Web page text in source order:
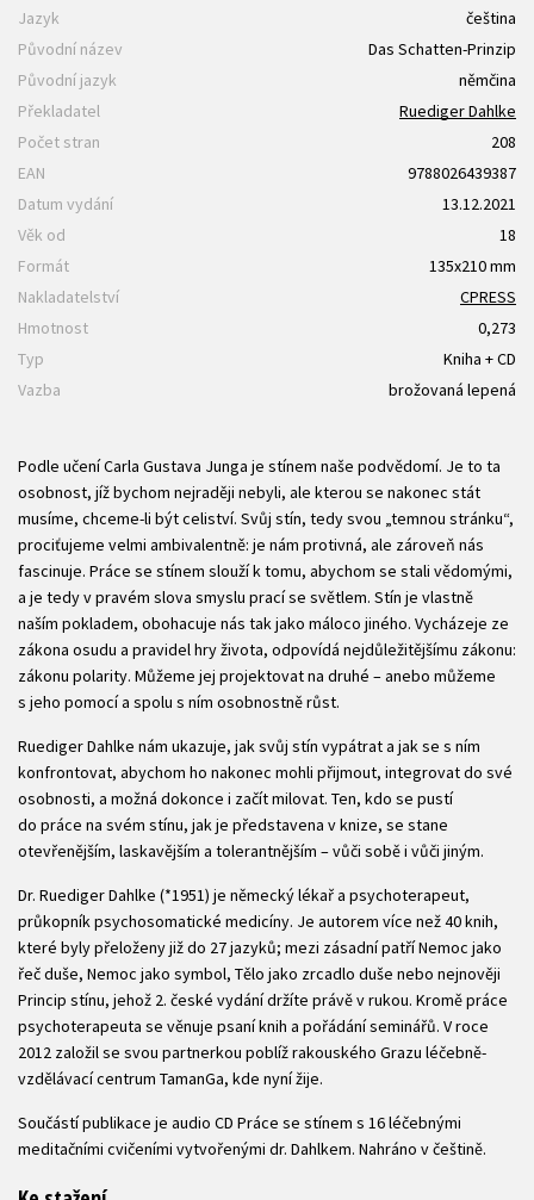
Jazyk
čeština
Původní název
Das Schatten-Prinzip
Původní jazyk
němčina
Překladatel
Ruediger Dahlke
Počet stran
208
EAN
9788026439387
Datum vydání
13.12.2021
Věk od
18
Formát
135x210 mm
Nakladatelství
CPRESS
Hmotnost
0,273
Typ
Kniha + CD
Vazba
brožovaná lepená
Podle učení Carla Gustava Junga je stínem naše podvědomí. Je to ta
osobnost, jíž bychom nejraději nebyli, ale kterou se nakonec stát
musíme, chceme-li být celiství. Svůj stín, tedy svou „temnou stránku“,
prociťujeme velmi ambivalentně: je nám protivná, ale zároveň nás
fascinuje. Práce se stínem slouží k tomu, abychom se stali vědomými,
a je tedy v pravém slova smyslu prací se světlem. Stín je vlastně
naším pokladem, obohacuje nás tak jako máloco jiného. Vycházeje ze
zákona osudu a pravidel hry života, odpovídá nejdůležitějšímu zákonu:
zákonu polarity. Můžeme jej projektovat na druhé – anebo můžeme
s jeho pomocí a spolu s ním osobnostně růst.
Ruediger Dahlke nám ukazuje, jak svůj stín vypátrat a jak se s ním
konfrontovat, abychom ho nakonec mohli přijmout, integrovat do své
osobnosti, a možná dokonce i začít milovat. Ten, kdo se pustí
do práce na svém stínu, jak je představena v knize, se stane
otevřenějším, laskavějším a tolerantnějším – vůči sobě i vůči jiným.
Dr. Ruediger Dahlke (*1951) je německý lékař a psychoterapeut,
průkopník psychosomatické medicíny. Je autorem více než 40 knih,
které byly přeloženy již do 27 jazyků; mezi zásadní patří Nemoc jako
řeč duše, Nemoc jako symbol, Tělo jako zrcadlo duše nebo nejnověji
Princip stínu, jehož 2. české vydání držíte právě v rukou. Kromě práce
psychoterapeuta se věnuje psaní knih a pořádání seminářů. V roce
2012 založil se svou partnerkou poblíž rakouského Grazu léčebně-
vzdělávací centrum TamanGa, kde nyní žije.
Součástí publikace je audio CD Práce se stínem s 16 léčebnými
meditačními cvičeními vytvořenými dr. Dahlkem. Nahráno v češtině.